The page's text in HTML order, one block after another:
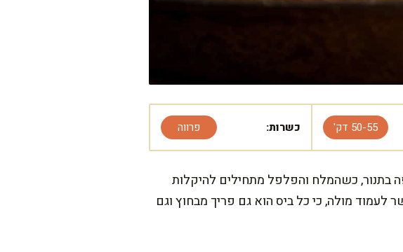
50-55 דק' כשרות: פרווה
בתנור, כשהמלח והפלפל מתחילים להיקלות
מולה, כי כל ביס הוא גם פריך מבחוץ וגם